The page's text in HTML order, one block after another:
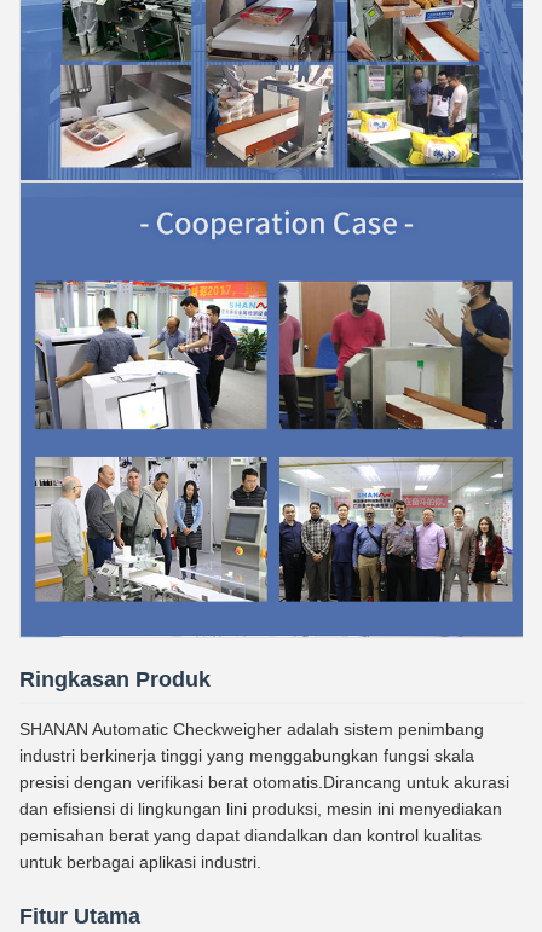
Ringkasan Produk
SHANAN Automatic Checkweigher adalah sistem penimbang
industri berkinerja tinggi yang menggabungkan fungsi skala
presisi dengan verifikasi berat otomatis.Dirancang untuk akurasi
dan efisiensi di lingkungan lini produksi, mesin ini menyediakan
pemisahan berat yang dapat diandalkan dan kontrol kualitas
untuk berbagai aplikasi industri.
Fitur Utama